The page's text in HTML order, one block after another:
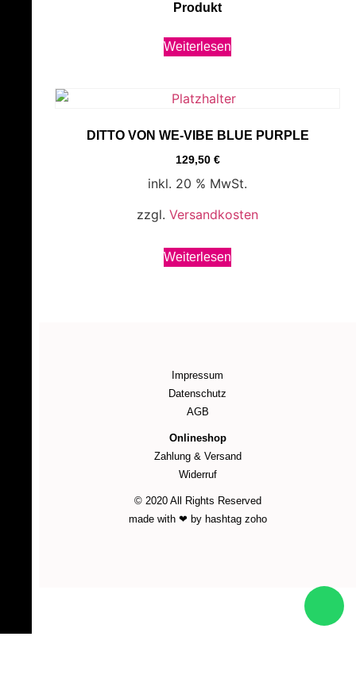
Produkt
Weiterlesen
DITTO VON WE-VIBE BLUE PURPLE
129,50 €
inkl. 20 % MwSt.
zzgl.Versandkosten
Weiterlesen
Impressum
Datenschutz
AGB
Onlineshop
Zahlung & Versand
Widerruf
© 2020 All Rights Reserved
made with ❤ by hashtag zoho